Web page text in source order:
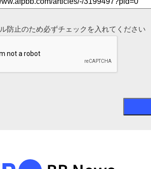
防止のため必ずチェックを入れてください